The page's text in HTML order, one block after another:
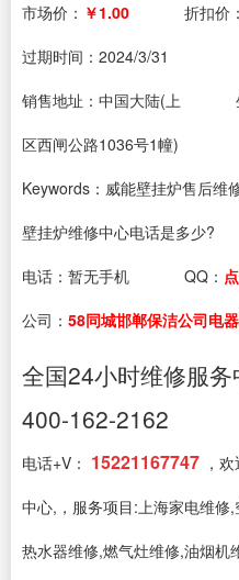
市场价： ￥1.00 折扣价：
过期时间： 2024/3/31
销售地址：中国大陆(上
区西闸公路1036号1幢)
Keywords：威能壁挂炉售后维
壁挂炉维修中心电话是多少?
电话： 暂无手机 QQ：
公司： 58同城邯郸保洁公司电
全国24小时维修服
400-162-2162
电话+V： 15221167747 ，
中心,，服务项目:上海家电维修
热水器维修,燃气灶维修,油烟机